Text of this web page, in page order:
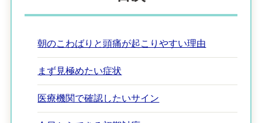
朝のこわばりと頭痛が起こりやすい理由
まず見極めたい症状
医療機関で確認したいサイン